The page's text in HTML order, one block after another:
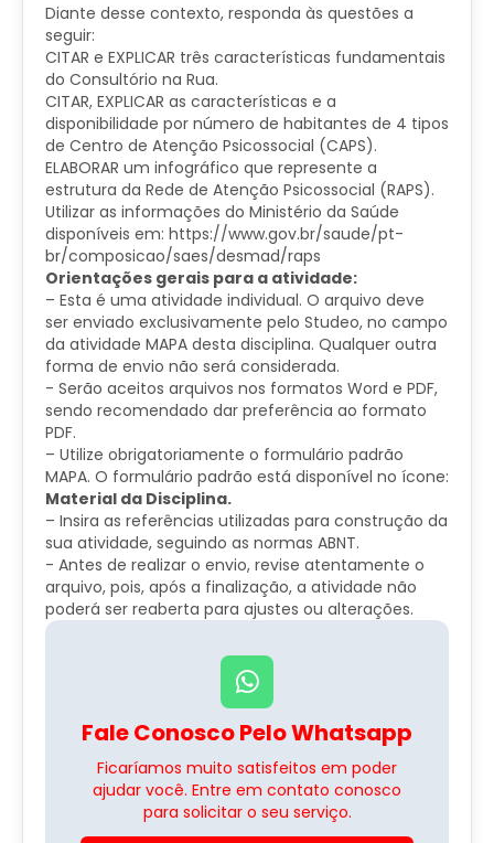
Diante desse contexto, responda às questões a
seguir:
CITAR e EXPLICAR três características fundamentais
do Consultório na Rua.
CITAR, EXPLICAR as características e a
disponibilidade por número de habitantes de 4 tipos
de Centro de Atenção Psicossocial (CAPS).
ELABORAR um infográfico que represente a
estrutura da Rede de Atenção Psicossocial (RAPS).
Utilizar as informações do Ministério da Saúde
disponíveis em: https://www.gov.br/saude/pt-
br/composicao/saes/desmad/raps
Orientações gerais para a atividade:
– Esta é uma atividade individual. O arquivo deve
ser enviado exclusivamente pelo Studeo, no campo
da atividade MAPA desta disciplina. Qualquer outra
forma de envio não será considerada.
​- Serão aceitos arquivos nos formatos Word e PDF,
sendo recomendado dar preferência ao formato
PDF.
– Utilize obrigatoriamente o formulário padrão
MAPA. O formulário padrão está disponível no ícone:
Material da Disciplina.
– Insira as referências utilizadas para construção da
sua atividade, seguindo as normas ABNT.
​- Antes de realizar o envio, revise atentamente o
arquivo, pois, após a finalização, a atividade não
poderá ser reaberta para ajustes ou alterações.
Fale Conosco Pelo Whatsapp
Ficaríamos muito satisfeitos em poder
ajudar você. Entre em contato conosco
para solicitar o seu serviço.